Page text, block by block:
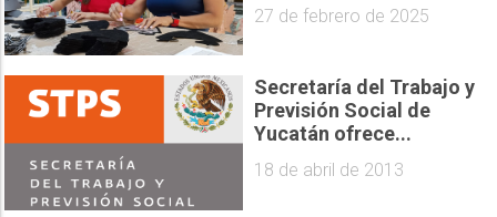
27 de febrero de 2025
Secretaría del Trabajo y
Previsión Social de
Yucatán ofrece...
18 de abril de 2013